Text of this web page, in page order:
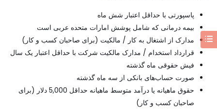
پاسپورتی با حداقل اعتبار شش ماه
بیمه درمانی که شامل پوشش امارات متحده عربی است
مدارک از اشتغال به کار / مالکیت (برای صاحبان کسب و کار)
قرارداد استخدام / مدارک مالکیت شرکت با حداقل اعتبار یک سال
فیش حقوقی ماه گذشته
صورت حساب‌های بانکی از سه ماه گذشته
حقوق ماهیانه یا درآمد متوسط ماهیانه حداقل 5,000 دلار (برای
صاحبان کسب و کار)